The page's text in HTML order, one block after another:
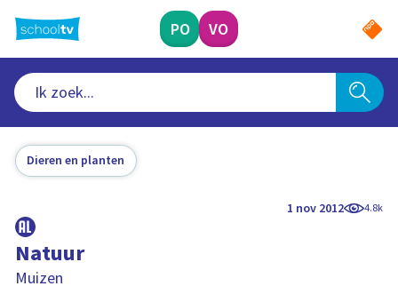
naar
hoofdinhoud
PO VO
Dieren en planten
1 nov 2012 4.8k
Natuur
Muizen